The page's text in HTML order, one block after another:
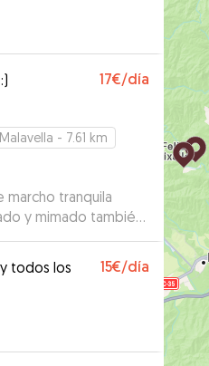
17€/día
- 7.61 km
marcho tranquila
y mimado también.
todos los
15€/día